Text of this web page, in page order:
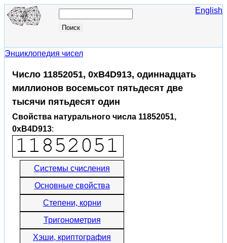
English
Энциклопедия чисел
Число 11852051, 0xB4D913, одиннадцать
миллионов восемьсот пятьдесят две
тысячи пятьдесят один
Свойства натурального числа 11852051,
0xB4D913:
Системы счисления
Основные свойства
Степени, корни
Тригонометрия
Хэши, криптография